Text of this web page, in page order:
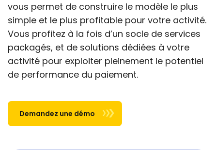
vous permet de construire le modèle le plus
simple et le plus profitable pour votre activité.
Vous profitez à la fois d’un socle de services
packagés, et de solutions dédiées à votre
activité pour exploiter pleinement le potentiel
de performance du paiement.
Demandez une démo